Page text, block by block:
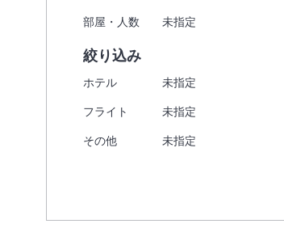
部屋・人数 未指定
絞り込み
ホテル 未指定
フライト 未指定
その他 未指定
出発地